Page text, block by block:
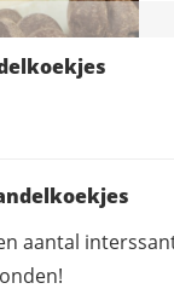
aantal